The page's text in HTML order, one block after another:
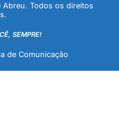
Todos os direitos
SEMPRE!
de Comunicação